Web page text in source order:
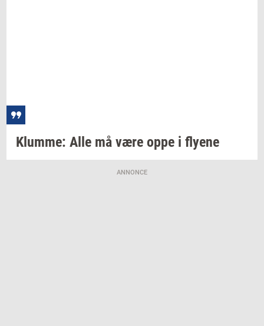
Klum­me: Alle må være oppe i fly­e­ne
ANNONCE